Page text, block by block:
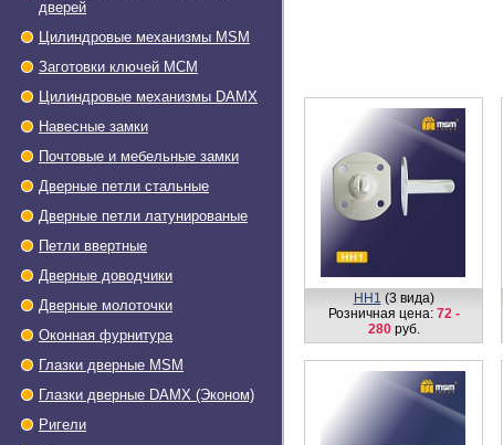
дверей
Цилиндровые механизмы MSM
Заготовки ключей МСМ
Цилиндровые механизмы DAMX
Навесные замки
Почтовые и мебельные замки
Дверные петли стальные
Дверные петли латунированые
Петли ввертные
Дверные доводчики
Дверные молоточки
Оконная фурнитура
Глазки дверные МSМ
Глазки дверные DAMX (Эконом)
Ригели
HH1 (3 вида)
Розничная цена: 72 -
280руб.